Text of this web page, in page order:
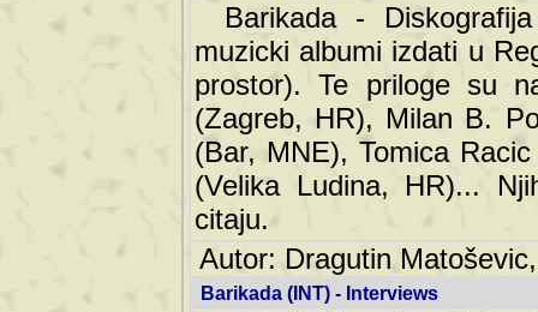
Barikada -
muzicki albumi izdati u
prostor). Te priloge su
(Zagreb, HR), Milan B.
(Bar, MNE), Tomica
(Velika Ludina, HR)...
citaju.
Autor: Dragutin
Barikada (INT) - Interviews